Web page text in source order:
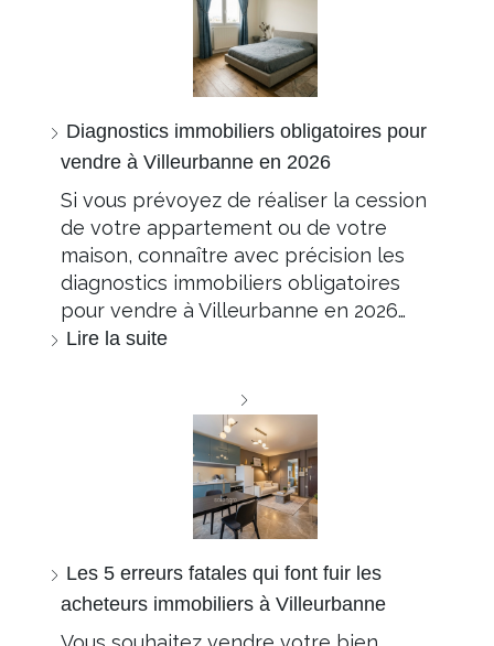
Diagnostics immobiliers obligatoires pour
vendre à Villeurbanne en 2026
Si vous prévoyez de réaliser la cession
de votre appartement ou de votre
maison, connaître avec précision les
diagnostics immobiliers obligatoires
pour vendre à Villeurbanne en 2026…
Lire la suite
Les 5 erreurs fatales qui font fuir les
acheteurs immobiliers à Villeurbanne